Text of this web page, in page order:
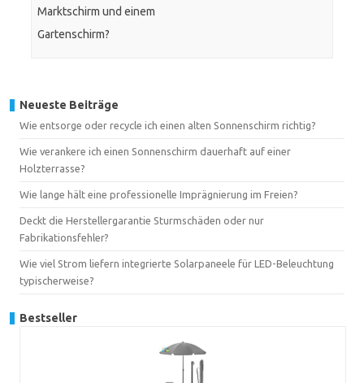
Marktschirm und einem
Gartenschirm?
Neueste Beiträge
Wie entsorge oder recycle ich einen alten Sonnenschirm richtig?
Wie verankere ich einen Sonnenschirm dauerhaft auf einer
Holzterrasse?
Wie lange hält eine professionelle Imprägnierung im Freien?
Deckt die Herstellergarantie Sturmschäden oder nur
Fabrikationsfehler?
Wie viel Strom liefern integrierte Solarpaneele für LED-Beleuchtung
typischerweise?
Bestseller